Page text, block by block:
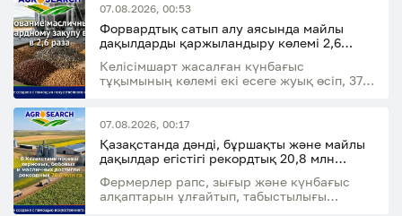
07.08.2026, 00:53
Форвардтық сатып алу аясында майлы
дақылдарды қаржыландыру көлемі 2,6
Келісімшарт жасалған күнбағыс
тұқымының көлемі екі есеге жуық өсіп, 37,8
07.08.2026, 00:17
Қазақстанда дәнді, бұршақты және майлы
дақылдар егістігі рекордтық 20,8 млн
Фермерлер рапс, зығыр және күнбағыс
алқаптарын ұлғайтып, табыстылығы